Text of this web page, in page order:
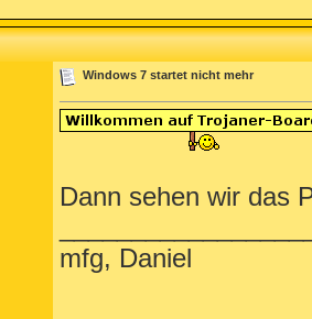
Windows 7 startet nicht mehr
Dann sehen wir das
mfg, Daniel